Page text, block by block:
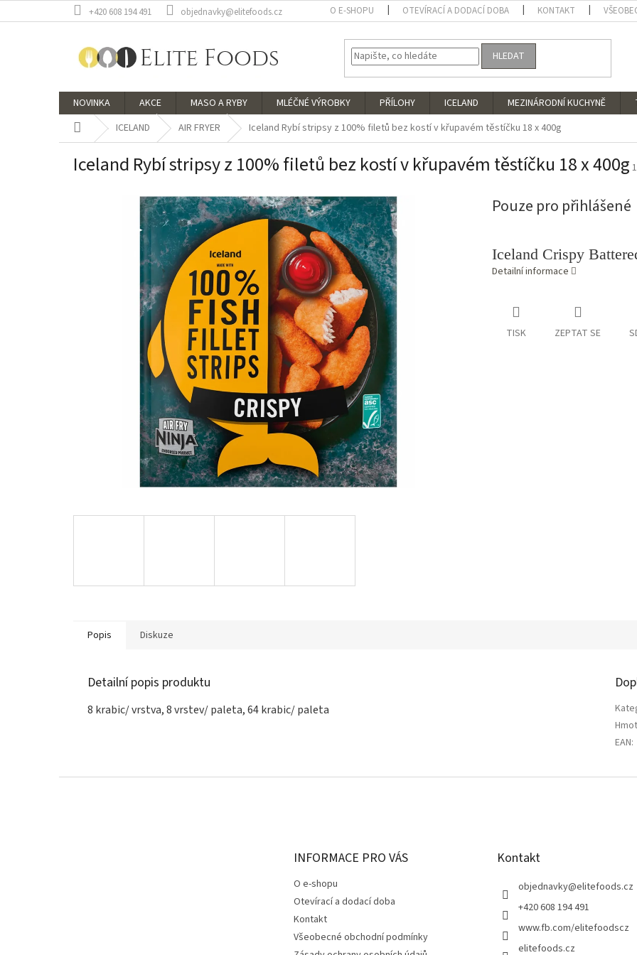
na
+420 608 194 491 objednavky@elitefoods.cz O E-SHOPU OTEVÍRACÍ A DODACÍ DOBA KONTAKT
HLEDAT
NOVINKA AKCE MASO A RYBY MLÉČNÉ VÝROBKY PŘÍLOHY ICELAND MEZINÁRODNÍ KUCHYNĚ
Domů ICELAND AIR FRYER Iceland Rybí stripsy z 100% filetů bez kostí v křupavém těstíčku 18 x 400g
Iceland Rybí stripsy z 100% filetů bez kostí v křupavém těstíčku 18 x 400g
Pouze pro přihlášené
Iceland Crispy
Detailní informace
TISK ZEPTAT SE
Popis Diskuze
Detailní popis produktu
8 krabic/ vrstva, 8 vrstev/ paleta, 64 krabic/ paleta
EAN:
INFORMACE PRO VÁS
O e-shopu
Otevírací a dodací doba
Kontakt
Všeobecné obchodní podmínky
Kontakt
objednavky@elitefoods.cz
+420 608 194 491
www.fb.com/elitefoodscz
elitefoods.cz